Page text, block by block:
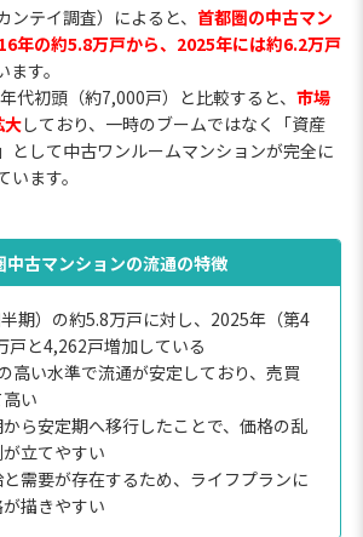
テイ調査）によると、 首都圏の中古マン
年の約5.8万戸から、2025年には約6.2万戸
ます。
代初頭（約7,000戸）と比較すると、 市場
大しており、一時のブームではなく「資産
として中古ワンルームマンションが完全に
ます。
中古マンションの流通の特徴
期）の約5.8万戸に対し、2025年（第4
戸と4,262戸増加している
高い水準で流通が安定しており、売買
い
から安定期へ移行したことで、価格の乱
立てやすい
と需要が存在するため、ライフプランに
描きやすい